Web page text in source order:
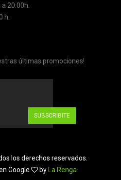
20:00h.
h.
últimas promociones!
SUBSCRIBITE
los derechos reservados.
Google
by La Renga.